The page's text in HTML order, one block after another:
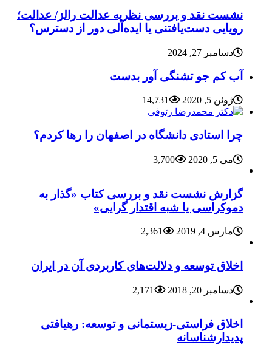
نشست نقد و بررسی نظریه عدالت رالز/ عدالت؛
رویایی دست‌یافتنی یا ایده‌آلی دور از دسترس؟
دسامبر 27, 2024
آب کم جو تشنگی آور بدست
ژوئن 5, 2020 14,731
چرا استادی دانشگاه در اصفهان را رها کردم؟
می 5, 2020 3,700
گزارش نشست نقد و بررسی کتاب «گذار به
دموکراسی یا شبه اقتدار گرایی»
مارس 4, 2019 2,361
اخلاق توسعه و دلالت‌های کاربردی آن در ایران
دسامبر 20, 2018 2,171
اخلاق فراستی-زیستمانی و توسعه: رهیافتی
پدیدارشناسانه